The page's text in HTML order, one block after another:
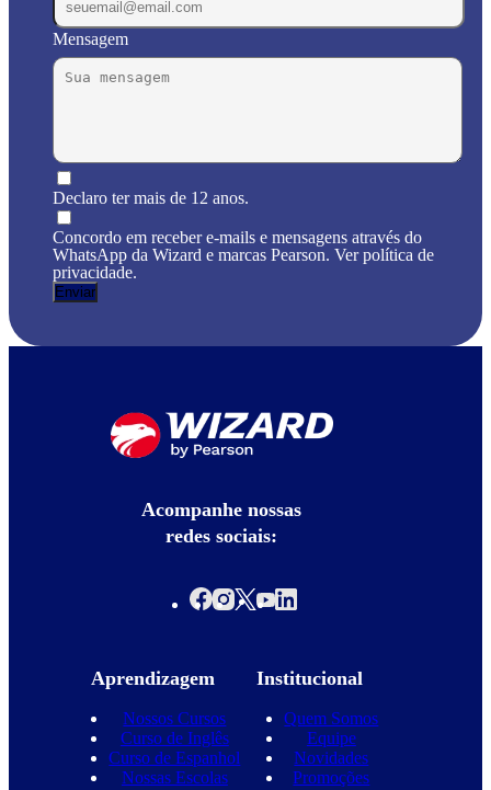
Mensagem
Declaro ter mais de 12 anos.
Concordo em receber e-mails e mensagens através do
WhatsApp da Wizard e marcas Pearson. Ver política de
privacidade.
Acompanhe nossas
redes sociais:
Aprendizagem
Nossos Cursos
Curso de Inglês
Curso de Espanhol
Nossas Escolas
Institucional
Quem Somos
Equipe
Novidades
Promoções